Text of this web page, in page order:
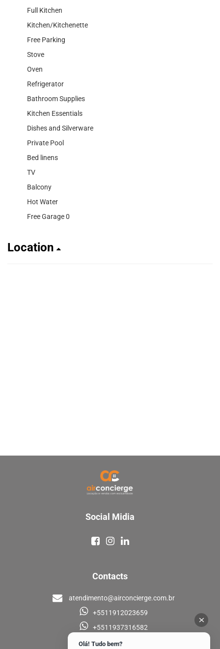
Full Kitchen
Kitchen/Kitchenette
Free Parking
Stove
Oven
Refrigerator
Bathroom Supplies
Kitchen Essentials
Dishes and Silverware
Private Pool
Bed linens
TV
Balcony
Hot Water
Free Garage 0
Location
Social Midia
Contacts
atendimento@airconcierge.com.br
+5511912023659
+5511937316582
Olá! Tudo bem?